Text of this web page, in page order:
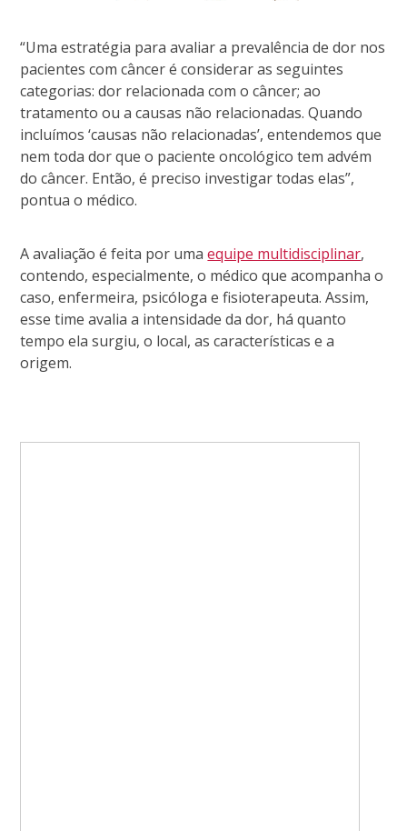
“Uma estratégia para avaliar a prevalência de dor nos
pacientes com câncer é considerar as seguintes
categorias: dor relacionada com o câncer; ao
tratamento ou a causas não relacionadas. Quando
incluímos ‘causas não relacionadas’, entendemos que
nem toda dor que o paciente oncológico tem advém
do câncer. Então, é preciso investigar todas elas”,
pontua o médico.
A avaliação é feita por umaequipe multidisciplinar,
contendo, especialmente, o médico que acompanha o
caso, enfermeira, psicóloga e fisioterapeuta. Assim,
esse time avalia a intensidade da dor, há quanto
tempo ela surgiu, o local, as características e a
origem.